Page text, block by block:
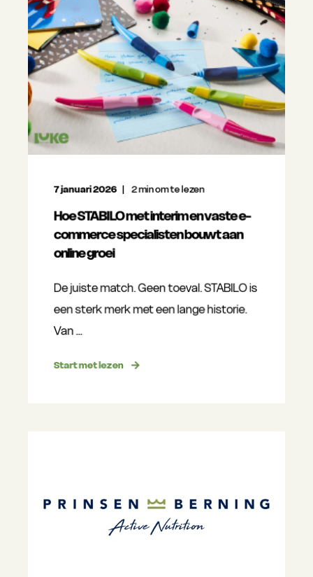
7 januari 2026 2min om te lezen
Hoe STABILO met interim en vaste e-
commerce specialisten bouwt aan
online groei
De juiste match. Geen toeval. STABILO is
een sterk merk met een lange historie.
Van ...
Start met lezen